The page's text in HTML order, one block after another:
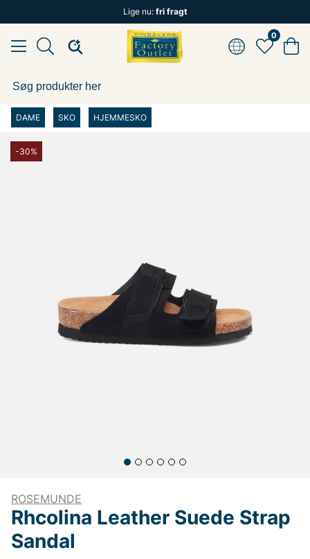
Lige nu: fri fragt
0
DAME SKO HJEMMESKO
-30%
ROSEMUNDE
Rhcolina Leather Suede Strap
Sandal